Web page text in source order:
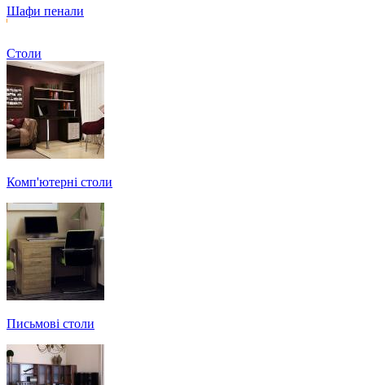
Шафи пенали
Столи
Комп'ютерні столи
Письмові столи